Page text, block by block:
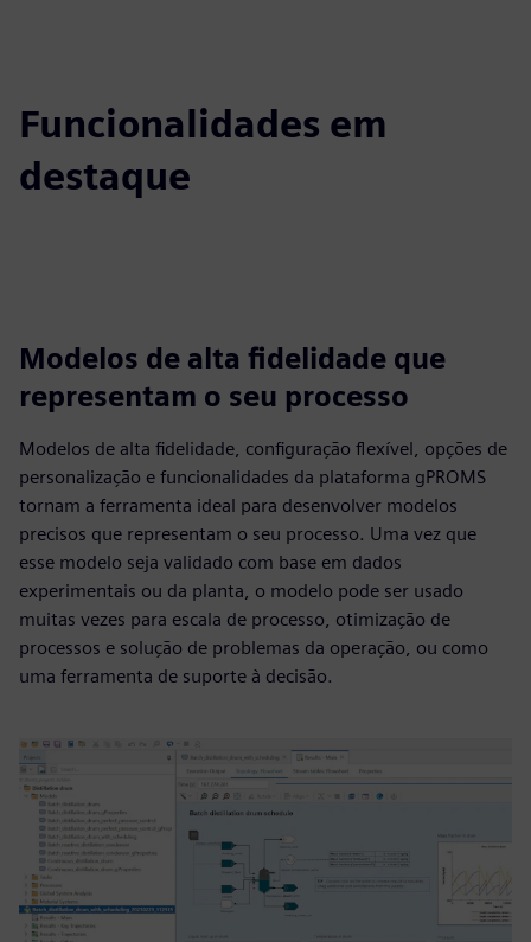
Funcionalidades em
destaque
Modelos de alta fidelidade que
representam o seu processo
Modelos de alta fidelidade, configuração flexível, opções de
personalização e funcionalidades da plataforma gPROMS
tornam a ferramenta ideal para desenvolver modelos
precisos que representam o seu processo. Uma vez que
esse modelo seja validado com base em dados
experimentais ou da planta, o modelo pode ser usado
muitas vezes para escala de processo, otimização de
processos e solução de problemas da operação, ou como
uma ferramenta de suporte à decisão.